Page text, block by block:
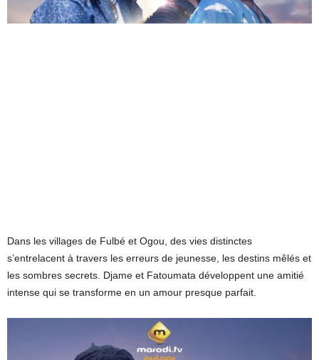
Dans les villages de Fulbé et Ogou, des vies distinctes
s’entrelacent à travers les erreurs de jeunesse, les destins mêlés et
les sombres secrets. Djame et Fatoumata développent une amitié
intense qui se transforme en un amour presque parfait.